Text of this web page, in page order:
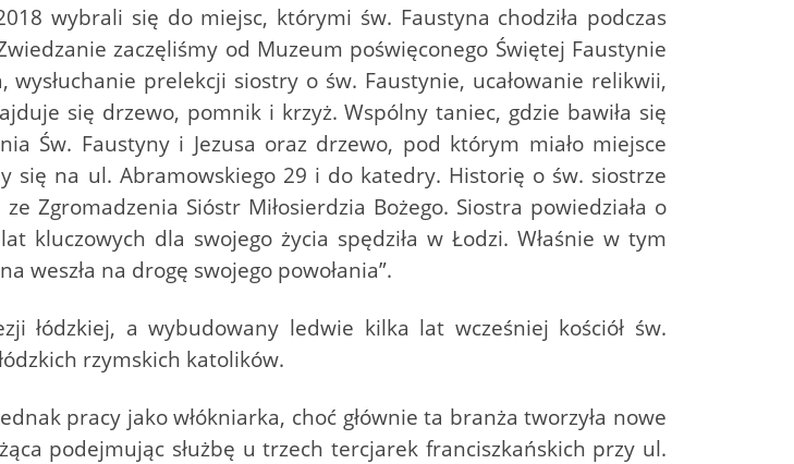
wybrali się do miejsc, którymi św. Faustyna chodziła podczas
zaczęliśmy od Muzeum poświęconego Świętej Faustynie
prelekcji siostry o św. Faustynie, ucałowanie relikwii,
się drzewo, pomnik i krzyż. Wspólny taniec, gdzie bawiła się
Św. Faustyny i Jezusa oraz drzewo, pod którym miało miejsce
się na ul. Abramowskiego 29 i do katedry. Historię o św. siostrze
Zgromadzenia Sióstr Miłosierdzia Bożego. Siostra powiedziała o
kluczowych dla swojego życia spędziła w Łodzi. Właśnie w tym
weszła na drogę swojego powołania”.
łódzkiej, a wybudowany ledwie kilka lat wcześniej kościół św.
rzymskich katolików.
pracy jako włókniarka, choć głównie ta branża tworzyła nowe
podejmując służbę u trzech tercjarek franciszkańskich przy ul.